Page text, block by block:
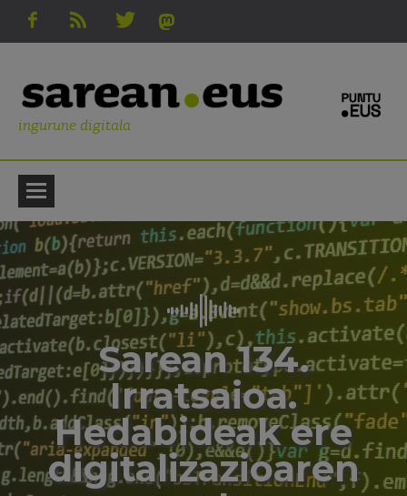
ingurune digitala
Sarean 134.
Irratsaioa.
Hedabideak ere
digitalizazioaren